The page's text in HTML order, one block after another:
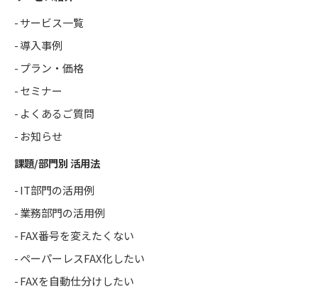
サービス一覧
導入事例
プラン・価格
セミナー
よくあるご質問
お知らせ
課題/部門別 活用法
IT部門の活用例
業務部門の活用例
FAX番号を変えたくない
ペーパーレスFAX化したい
FAXを自動仕分けしたい